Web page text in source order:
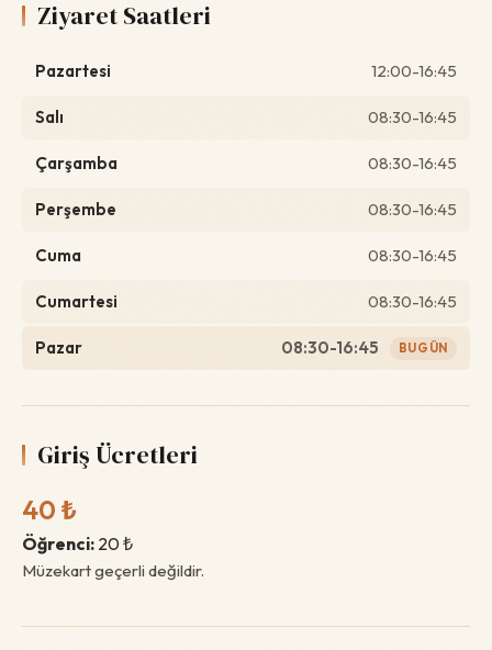
Ziyaret Saatleri
Pazartesi 12:00-16:45
Salı 08:30-16:45
Çarşamba 08:30-16:45
Perşembe 08:30-16:45
Cuma 08:30-16:45
Cumartesi 08:30-16:45
Pazar 08:30-16:45 BUGÜN
Giriş Ücretleri
40 ₺
Öğrenci: 20 ₺
Müzekart geçerli değildir.